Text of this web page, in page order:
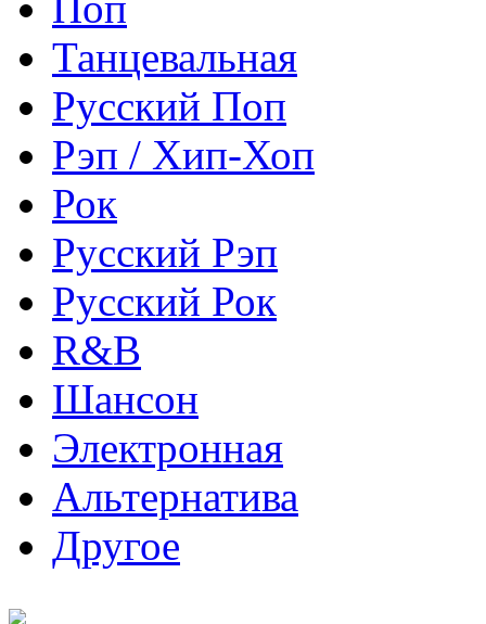
Танцевальная
Русский Поп
Рэп / Хип-Хоп
Рок
Русский Рэп
Русский Рок
R&B
Шансон
Электронная
Альтернатива
Другое